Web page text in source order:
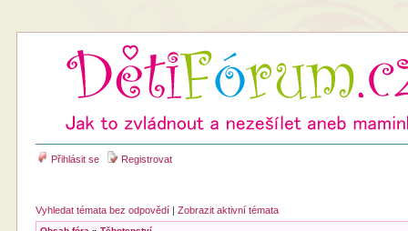
Přihlásit se Registrovat
Vyhledat témata bez odpovědí |Zobrazit aktivní témata